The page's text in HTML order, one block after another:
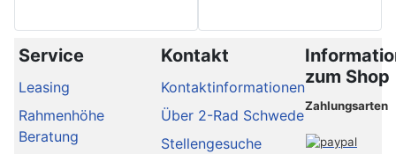
Service
Leasing
Rahmenhöhe
Beratung
Kontakt
Kontaktinformationen
Über 2-Rad Schwede
Stellengesuche
zum Shop
Zahlungsarten